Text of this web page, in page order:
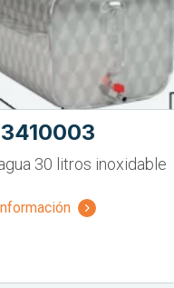
30 litros inoxidable